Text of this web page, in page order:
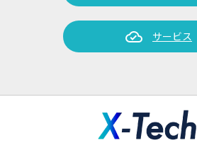
cloud_done サービス